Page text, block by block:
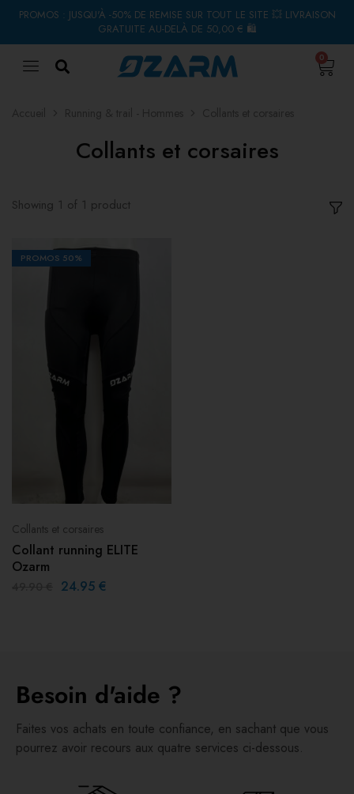
PROMOS : JUSQU'À -50% DE REMISE SUR TOUT LE SITE 💥 LIVRAISON
GRATUITE AU-DELÀ DE 50,00 € 🛍
0
Collants et corsaires
Showing 1 of 1 product
PROMOS 50%
Collants et corsaires
Collant running ELITE
Ozarm
24.95 €
Besoin d'aide ?
Faites vos achats en toute confiance, en sachant que vous
pourrez avoir recours aux quatre services ci-dessous.